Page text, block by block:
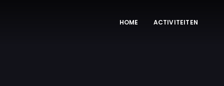
HOME ACTIVITEITEN